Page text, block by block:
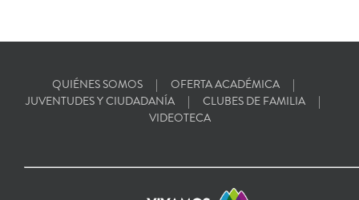
QUIÉNES SOMOS
OFERTA ACADÉMICA
JUVENTUDES Y CIUDADANÍA
CLUBES DE FAMILIA
VIDEOTECA